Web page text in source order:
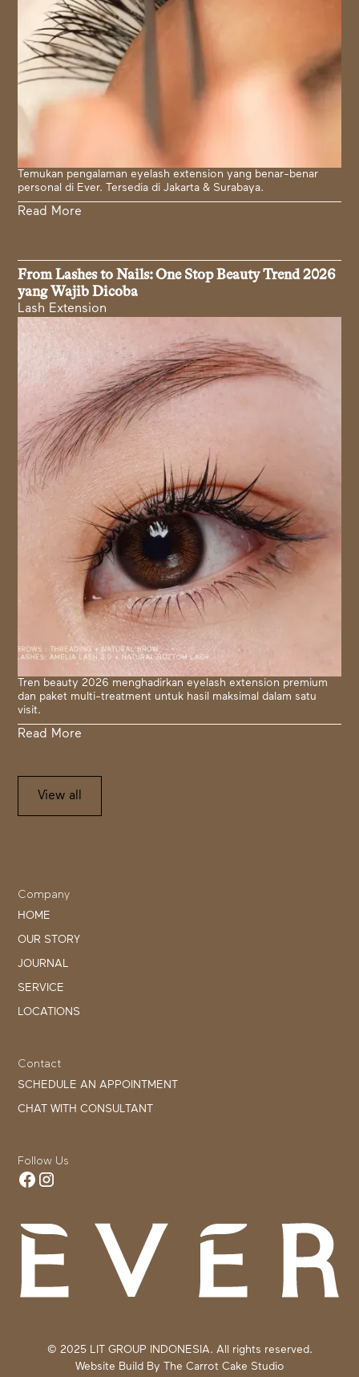
Temukan pengalaman eyelash extension yang benar-benar
personal di Ever. Tersedia di Jakarta & Surabaya.
Read More
From Lashes to Nails: One Stop Beauty Trend 2026
yang Wajib Dicoba
Lash Extension
Tren beauty 2026 menghadirkan eyelash extension premium
dan paket multi-treatment untuk hasil maksimal dalam satu
visit.
Read More
View all
Company
HOME
OUR STORY
JOURNAL
SERVICE
LOCATIONS
Contact
SCHEDULE AN APPOINTMENT
CHAT WITH CONSULTANT
Follow Us
© 2025 LIT GROUP INDONESIA. All rights reserved.
Website Build By
The Carrot Cake Studio